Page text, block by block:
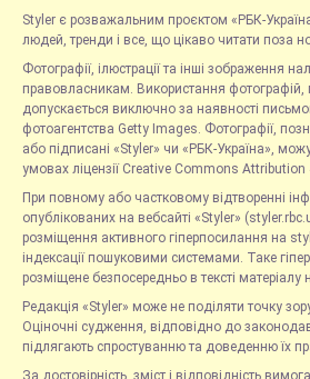
Styler є розважальним проєктом «РБК-
людей, тренди і все, що цікаво читати поза
Фотографії, ілюстрації та інші зображення
правовласникам. Використання фотографій,
допускається виключно за наявності
фотоагентства Getty Images. Фотографії,
або підписані «Styler» чи «РБК-Україна»,
умовах ліцензії Creative Commons
При повному або частковому відтворенні
опублікованих на вебсайті «Styler»
розміщення активного гіперпосилання на
індексації пошуковими системами. Таке
розміщене безпосередньо в тексті
Редакція «Styler» може не поділяти точку
Оціночні судження, відповідно до
підлягають спростуванню та доведенню їх
За достовірність, зміст і відповідність